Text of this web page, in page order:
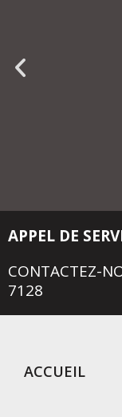
APPEL DE
CONTACTEZ-
7128
ACCUEIL